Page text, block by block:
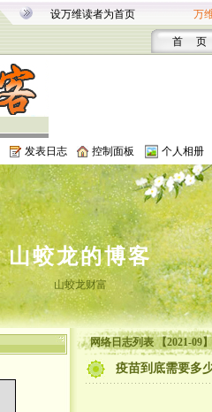
设万维读者为首页 万
首 页
发表日志 控制面板 个人相册
山蛟龙的博客
山蛟龙财富
网络日志列表 【2021-09】
疫苗到底需要多